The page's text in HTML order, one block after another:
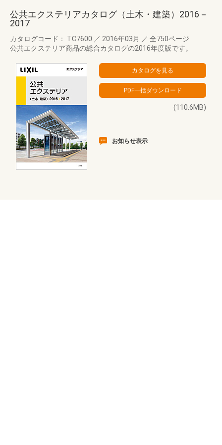
公共エクステリアカタログ（土木・建築）2016－
2017
カタログコード： TC7600 ／ 2016年03月 ／ 全750ページ
公共エクステリア商品の総合カタログの2016年度版です。
(110.6MB)
お知らせ表示